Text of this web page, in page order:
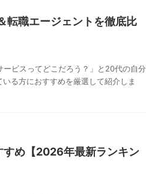
転職エージェントを徹底比
ビスってどこだろう？」と20代の自分
る方におすすめを厳選して紹介しま
すめ【2026年最新ランキン